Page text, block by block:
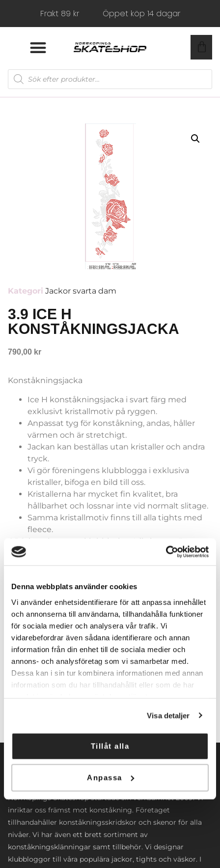
Denna webbplats använder cookies
Vi använder enhetsidentifierare för att anpassa innehållet
och annonserna till användarna, tillhandahålla funktioner
för sociala medier och analysera vår trafik. Vi
vidarebefordrar även sådana identifierare och annan
information från din enhet till de sociala medier och
annons- och analysföretag som vi samarbetar med.
Dessa kan i sin tur kombinera informationen med annan
information som du har tillhandahållit eller som de har
Visa detaljer
Tillåt alla
Anpassa
Frakt 89 kr Öppet köp 14 dagar
Kategori Jackor svarta dam
3.9 ICE H
KONSTÅKNINGSJACKA
790,00 kr
Konståkningsjacka
Ice H konståkningsjacka i svart färg med
exklusivt kristallmotiv på ryggen.
Anpassat tyg för konståkning, andas, håller
värmen och är stretchigt.
Jackan kan beställas utan kristaller och andra
tryck.
Vi gör föreningens klubblogga i exklusiva
kristaller, bifoga en bild till oss.
Kristallerna har mycket fin kvalitet, bra
hållbarhet och lossnar inte vid normalt slitage.
Samma kristallmotiv finns till alla tights med
fleece.
OBS, inga byten av klubbjackor. Viktigt att rätt
storlek har provats ut.
Konståkningsjacka
Lägg till i varukorg
Norrköpings Skateshop startade sin verksamhet 2009. Vi
inriktar oss främst mot konståkning. Företaget
tillhandahåller konståkningsskridskor och skenor för alla
nivåer. Vi har även ett brett sortiment av
konståkningsklänningar samt tillbehör. Vi designar
klubbloggor till våra populära jackor, tights och väskor. I